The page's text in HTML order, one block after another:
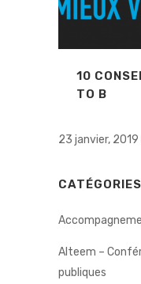
10
TO B
23 janvier, 2019
CATÉGORIES
Alteem –
publiques